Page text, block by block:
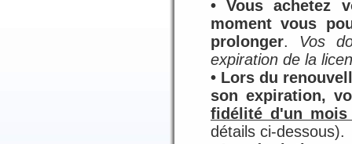
• Vous achetez
moment vous
prolonger. Vos
expiration de la
• Lors du
son expiration,
fidélité d'un mois
détails ci-dessous).